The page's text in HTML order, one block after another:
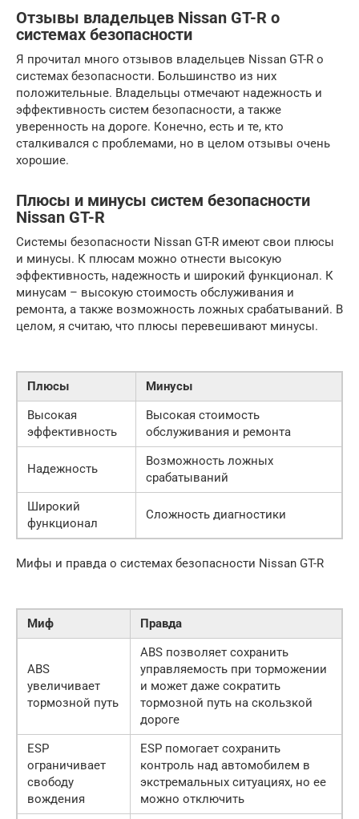
Отзывы владельцев Nissan GT-R о
системах безопасности
Я прочитал много отзывов владельцев Nissan GT-R о
системах безопасности. Большинство из них
положительные. Владельцы отмечают надежность и
эффективность систем безопасности, а также
уверенность на дороге. Конечно, есть и те, кто
сталкивался с проблемами, но в целом отзывы очень
хорошие.
Плюсы и минусы систем безопасности
Nissan GT-R
Системы безопасности Nissan GT-R имеют свои плюсы
и минусы. К плюсам можно отнести высокую
эффективность, надежность и широкий функционал. К
минусам – высокую стоимость обслуживания и
ремонта, а также возможность ложных срабатываний. В
целом, я считаю, что плюсы перевешивают минусы.
Плюсы
Минусы
Высокая
эффективность
Высокая стоимость
обслуживания и ремонта
Надежность
Возможность ложных
срабатываний
Широкий
функционал
Сложность диагностики
Мифы и правда о системах безопасности Nissan GT-R
Миф Правда
ABS
увеличивает
тормозной путь
ABS позволяет сохранить
управляемость при торможении
и может даже сократить
тормозной путь на скользкой
дороге
ESP
ограничивает
свободу
вождения
ESP помогает сохранить
контроль над автомобилем в
экстремальных ситуациях, но ее
можно отключить